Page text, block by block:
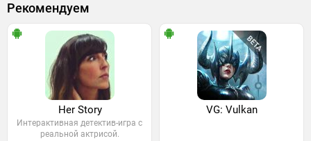
Рекомендуем
Her Story
Интерактивная детектив-игра с
реальной актрисой.
VG: Vulkan